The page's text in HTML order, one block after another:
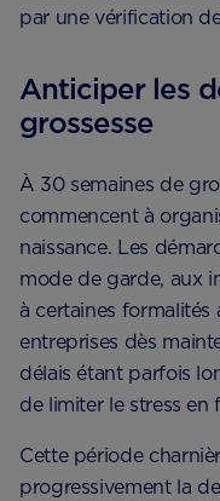
par une vérification
Anticiper les
grossesse
À 30 semaines de
commencent à
naissance. Les
mode de garde, aux
à certaines
entreprises dès
délais étant parfois
de limiter le stress en
Cette période
progressivement la